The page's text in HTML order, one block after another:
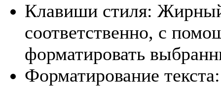
Клавиши стиля:
соответственно, с
форматировать
Форматирование